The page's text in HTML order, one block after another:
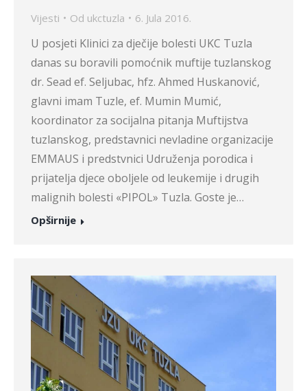
Vijesti Od ukctuzla 6. Jula 2016.
U posjeti Klinici za dječije bolesti UKC Tuzla
danas su boravili pomoćnik muftije tuzlanskog
dr. Sead ef. Seljubac, hfz. Ahmed Huskanović,
glavni imam Tuzle, ef. Mumin Mumić,
koordinator za socijalna pitanja Muftijstva
tuzlanskog, predstavnici nevladine organizacije
EMMAUS i predstvnici Udruženja porodica i
prijatelja djece oboljele od leukemije i drugih
malignih bolesti «PIPOL» Tuzla. Goste je…
Opširnije